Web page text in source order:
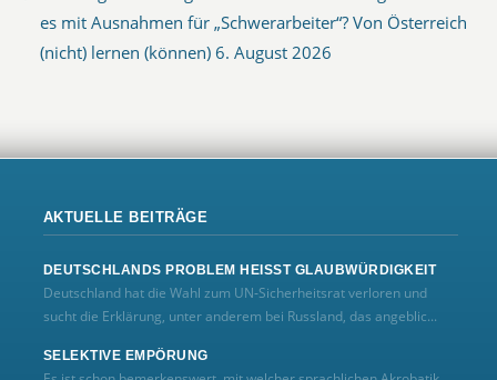
es mit Ausnahmen für „Schwerarbeiter“? Von Österreich
(nicht) lernen (können) 6. August 2026
AKTUELLE BEITRÄGE
DEUTSCHLANDS PROBLEM HEISST GLAUBWÜRDIGKEIT
Deutschland hat die Wahl zum UN‑Sicherheitsrat verloren und
sucht die Erklärung, unter anderem bei Russland, das angeblic...
SELEKTIVE EMPÖRUNG